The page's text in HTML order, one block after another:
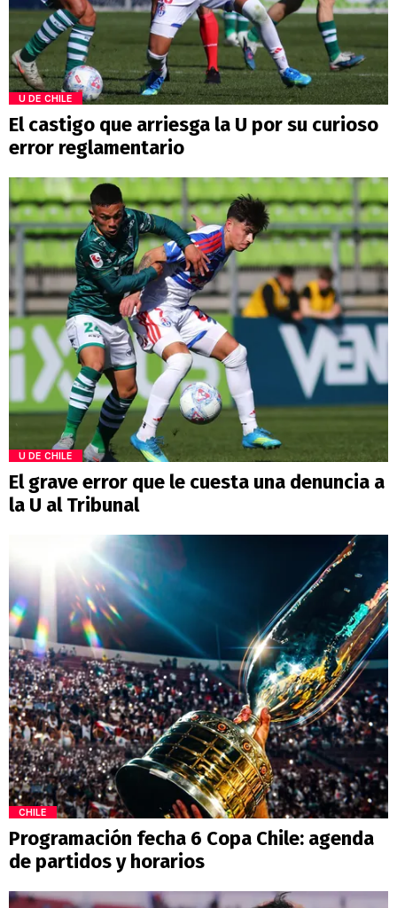
U DE CHILE
El castigo que arriesga la U por su curioso
error reglamentario
U DE CHILE
El grave error que le cuesta una denuncia a
la U al Tribunal
CHILE
Programación fecha 6 Copa Chile: agenda
de partidos y horarios